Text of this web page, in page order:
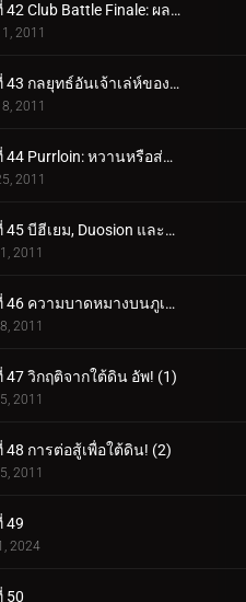
ตอนที่ 42 Club Battle Finale: ผลลัพธ์ของฮีโร่!
2011
ตอนที่ 43 กลยุทธ์อันเจ้าเล่ห์ของ Meowth!
2011
ตอนที่ 44 Purrloin: หวานหรือส่อเสียด?
2011
ตอนที่ 45 บีฮีเยม, Duosion และโจรแห่งความฝัน!
2011
ตอนที่ 46 ความบาดหมางบนภูเขา Beartic!
2011
47 วิกฤติจากใต้ดิน อัพ! (1)
2011
48 การต่อสู้เพื่อใต้ดิน! (2)
2011
49
2024
50